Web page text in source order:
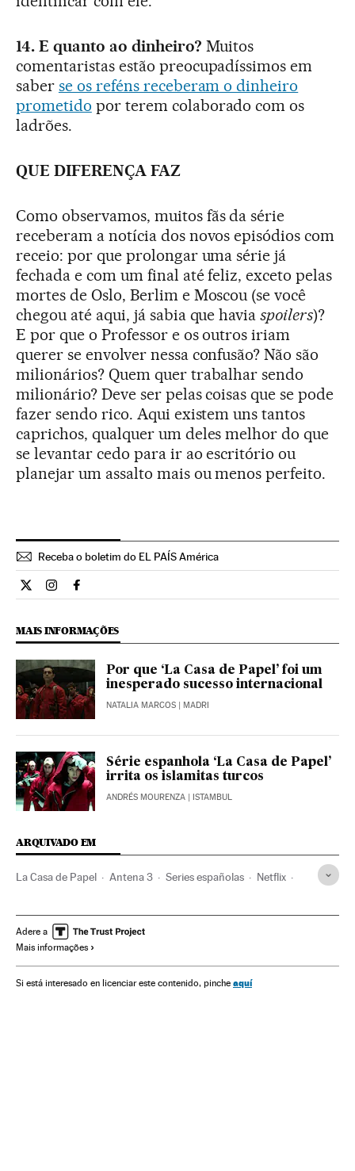
14. E quanto ao dinheiro? Muitos
comentaristas estão preocupadíssimos em
saber se os reféns receberam o dinheiro
prometido por terem colaborado com os
ladrões.
QUE DIFERENÇA FAZ
Como observamos, muitos fãs da série
receberam a notícia dos novos episódios com
receio: por que prolongar uma série já
fechada e com um final até feliz, exceto pelas
mortes de Oslo, Berlim e Moscou (se você
chegou até aqui, já sabia que haviaspoilers)?
E por que o Professor e os outros iriam
querer se envolver nessa confusão? Não são
milionários? Quem quer trabalhar sendo
milionário? Deve ser pelas coisas que se pode
fazer sendo rico. Aqui existem uns tantos
caprichos, qualquer um deles melhor do que
se levantar cedo para ir ao escritório ou
planejar um assalto mais ou menos perfeito.
Receba o boletim do EL PAÍS América
Cultura El País Brasil en Twitter
Cultura El País Brasil en Instagram
Cultura El País Brasil en Facebook
MAIS INFORMAÇÕES
Por que ‘La Casa de Papel’ foi um
inesperado sucesso internacional
NATALIA MARCOS | MADRI
Série espanhola ‘La Casa de Papel’
irrita os islamitas turcos
ANDRÉS MOURENZA | ISTAMBUL
ARQUIVADO EM
La Casa de Papel Antena 3 Series españolas Netflix
Televisão Internet Programação
Comunicação
Adere a
Mais informações
Si está interesado en licenciar este contenido, pinche aquí